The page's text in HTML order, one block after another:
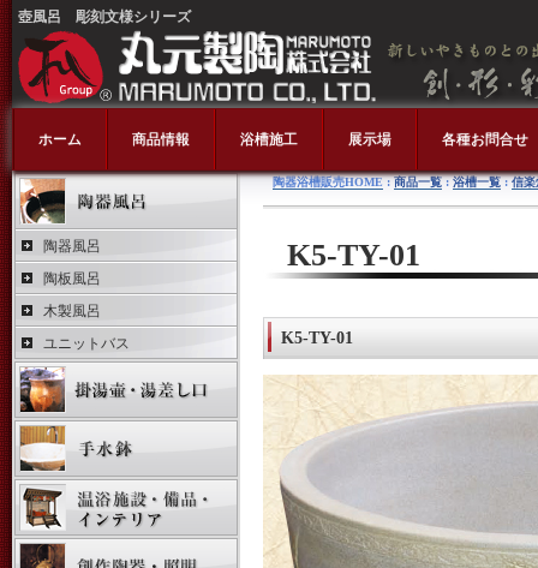
壺風呂 彫刻文様シリーズ
ホーム 商品情報 浴槽施工 展示場 各種お問合せ
陶器浴槽販売HOME:商品一覧:浴槽一覧:信楽
K5-TY-01
K5-TY-01
陶器風呂
陶板風呂
木製風呂
ユニットバス